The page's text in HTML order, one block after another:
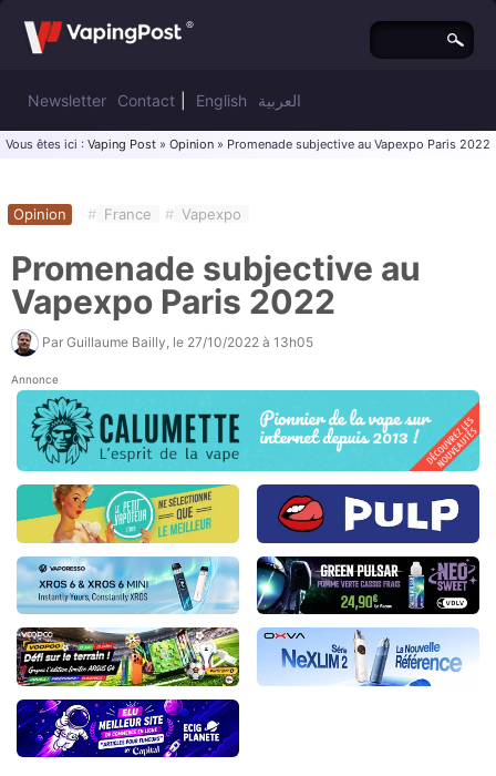
Newsletter Contact English العربية
Vous êtes ici : Vaping Post » Opinion » Promenade subjective au Vapexpo Paris 2022
Opinion # France # Vapexpo
Promenade subjective au
Vapexpo Paris 2022
Par Guillaume Bailly , le 27/10/2022 à 13h05
Annonce